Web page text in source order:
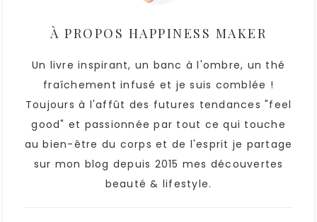
À PROPOS HAPPINESS MAKER
Un livre inspirant, un banc à l'ombre, un thé
fraîchement infusé et je suis comblée !
Toujours à l'affût des futures tendances "feel
good" et passionnée par tout ce qui touche
au bien-être du corps et de l'esprit je partage
sur mon blog depuis 2015 mes découvertes
beauté & lifestyle.